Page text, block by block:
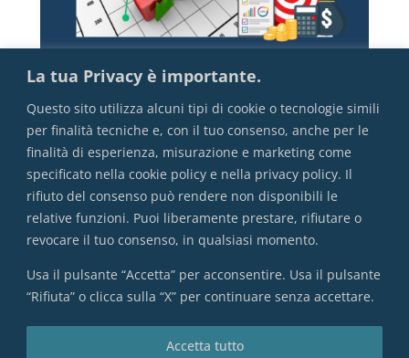
La tua Privacy è importante.
Questo sito utilizza alcuni tipi di cookie o tecnologie simili
per finalità tecniche e, con il tuo consenso, anche per le
finalità di esperienza, misurazione e marketing come
specificato nella cookie policy e nella privacy policy. Il
rifiuto del consenso può rendere non disponibili le
relative funzioni. Puoi liberamente prestare, rifiutare o
revocare il tuo consenso, in qualsiasi momento.
Usa il pulsante “Accetta” per acconsentire. Usa il pulsante
“Rifiuta” o clicca sulla “X” per continuare senza accettare.
Accetta tutto
Il rendimento
VAI ALL'INDICE COMPLETO